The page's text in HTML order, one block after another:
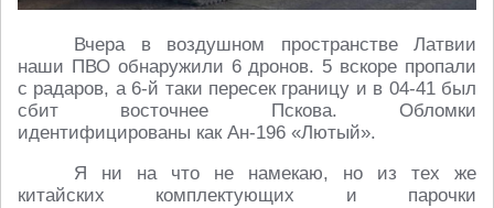
Вчера в воздушном пространстве Латвии
наши ПВО обнаружили 6 дронов. 5 вскоре пропали
с радаров, а 6-й таки пересек границу и в 04-41 был
сбит восточнее Пскова. Обломки
идентифицированы как Ан-196 «Лютый».
Я ни на что не намекаю, но из тех же
китайских комплектующих и парочки